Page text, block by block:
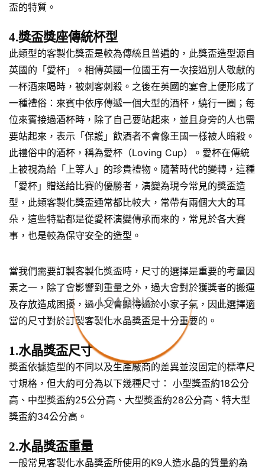
LOADING...
盃的特質。
4.獎盃獎座傳統杯型
此類型的客製化獎盃是較為傳統且普遍的，此獎盃造型源自
英國的「愛杯」。相傳英國一位國王有一次接過別人敬獻的
一杯酒來喝時，被刺客刺殺。之後在英國的宴會上便形成了
一種禮俗：來賓中依序傳遞一個大型的酒杯，繞行一圈；每
位來賓接過酒杯時，除了自己要站起來，並且身旁的人也需
要站起來，表示「保護」飲酒者不會像王國一樣被人暗殺。
此禮俗中的酒杯，稱為愛杯（Loving Cup）。愛杯在傳統
上被視為給「上等人」的珍貴禮物。隨著時代的變轉，這種
「愛杯」贈送給比賽的優勝者，演變為現今常見的獎盃造
型，此類客製化獎盃通常都比較大，常帶有兩個大大的耳
朵，這些特點都是從愛杯演變傳承而來的，常見於各大賽
事，也是較為保守安全的造型。
當我們需要訂製客製化獎盃時，尺寸的選擇是重要的考量因
素之一，除了會影響到重量之外，過大會對於獲獎者的搬運
及存放造成困擾，過小又會顯得過於小家子氣，因此選擇適
當的尺寸對於訂製客製化水晶獎盃是十分重要的。
1.水晶獎盃尺寸
獎盃依據造型的不同以及生產廠商的差異並沒固定的標準尺
寸規格，但大約可分為以下幾種尺寸： 小型獎盃約18公分
高、中型獎盃約25公分高、大型獎盃約28公分高、特大型
獎盃約34公分高。
2.水晶獎盃重量
一般常見客製化水晶獎盃所使用的K9人造水晶的質量約為